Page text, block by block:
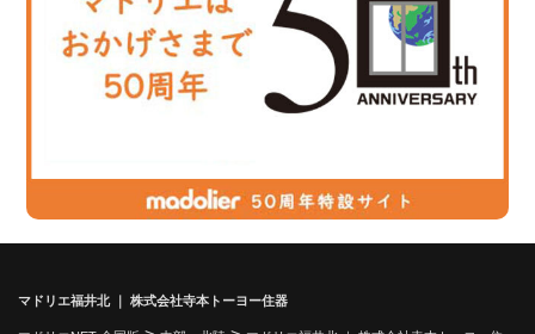
マドリエ福井北 ｜ 株式会社寺本トーヨー住器